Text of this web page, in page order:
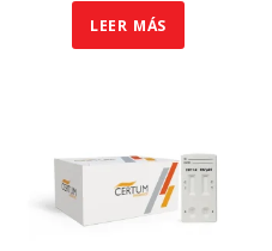
LEER MÁS